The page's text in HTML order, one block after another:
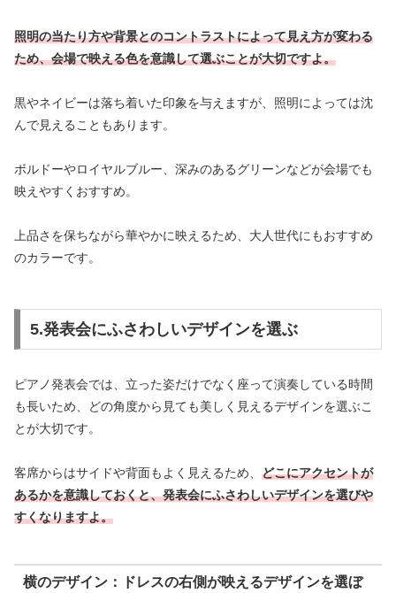
照明の当たり方や背景とのコントラストによって見え方が変わる
ため、会場で映える色を意識して選ぶことが大切ですよ。
黒やネイビーは落ち着いた印象を与えますが、照明によっては沈
んで見えることもあります。
ボルドーやロイヤルブルー、深みのあるグリーンなどが会場でも
映えやすくおすすめ。
上品さを保ちながら華やかに映えるため、大人世代にもおすすめ
のカラーです。
5.発表会にふさわしいデザインを選ぶ
ピアノ発表会では、立った姿だけでなく座って演奏している時間
も長いため、どの角度から見ても美しく見えるデザインを選ぶこ
とが大切です。
客席からはサイドや背面もよく見えるため、 どこにアクセントが
あるかを意識しておくと、発表会にふさわしいデザインを選びや
すくなりますよ。
横のデザイン：ドレスの右側が映えるデザインを選ぼ